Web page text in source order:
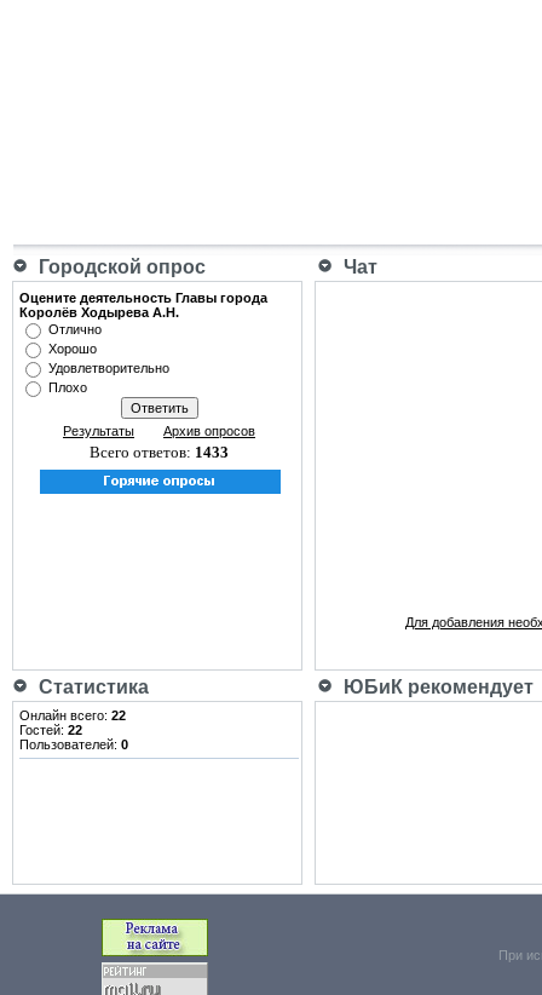
Городской опрос Чат
Оцените деятельность Главы города
Королёв Ходырева А.Н.
Отлично
Хорошо
Удовлетворительно
Плохо
Результаты Архив опросов
Всего ответов: 1433
Для добавления
Статистика ЮБиК рекомендует
Онлайн всего: 22
Гостей: 22
Пользователей: 0
При